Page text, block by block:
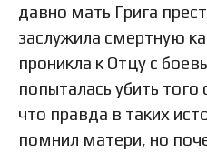
давно мать Грига
заслужила смертную
проникла к Отцу с
попыталась убить
что правда в таких
помнил матери, но